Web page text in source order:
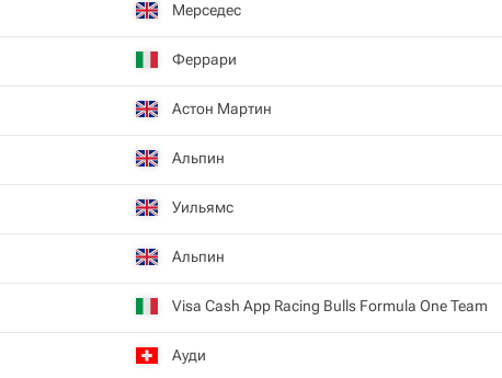
Мерседес
Феррари
Астон Мартин
Альпин
Уильямс
Альпин
Visa Cash App Racing Bulls Formula One Team
Ауди